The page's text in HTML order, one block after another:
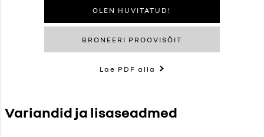
OLEN HUVITATUD!
BRONEERI PROOVISÕIT
Lae PDF alla
Variandid ja lisaseadmed